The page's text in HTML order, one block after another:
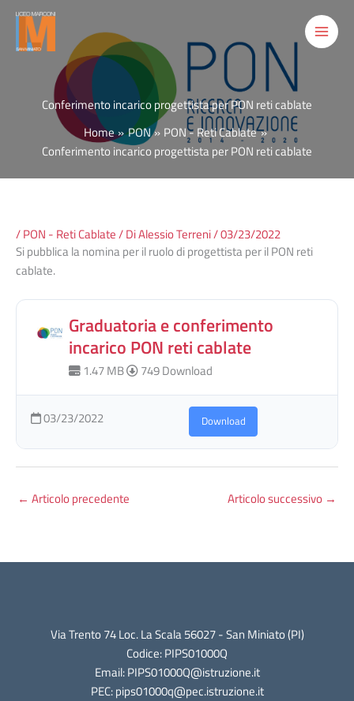
contenuto
Conferimento incarico progettista per PON reti cablate
Home
PON
PON - Reti Cablate
Conferimento incarico progettista per PON reti cablate
/PON - Reti Cablate/ DiAlessio Terreni/03/23/2022
Si pubblica la nomina per il ruolo di progettista per il PON reti
cablate.
Graduatoria e conferimento
incarico PON reti cablate
1.47 MB 749 Download
03/23/2022 Download
← Articolo precedente Articolo successivo →
Via Trento 74 Loc. La Scala 56027 - San Miniato (PI)
Codice: PIPS01000Q
Email: PIPS01000Q@istruzione.it
PEC: pips01000q@pec.istruzione.it